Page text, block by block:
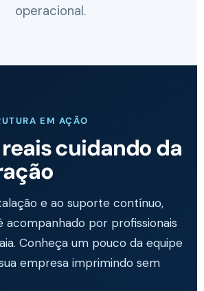
operacional.
EM AÇÃO
reais cuidando da
e ao suporte contínuo,
por profissionais
Conheça um pouco da equipe
empresa imprimindo sem